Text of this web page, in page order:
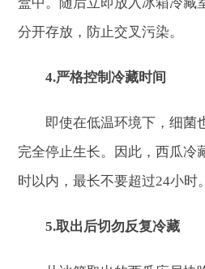
分开存放，防止交叉污染。
4.严格控制冷藏时间
即使在低温环境下，细菌
完全停止生长。因此，西瓜冷
时以内，最长不要超过24小时。
5.取出后切勿反复冷藏